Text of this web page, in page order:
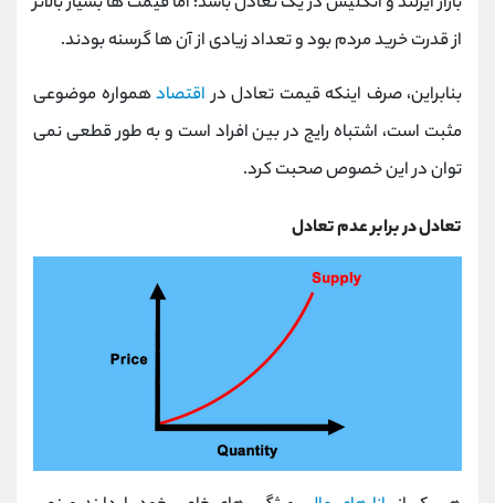
از قدرت خرید مردم بود و تعداد زیادی از آن ها گرسنه بودند.
بنابراین، صرف اینکه قیمت تعادل دراقتصادهمواره موضوعی
مثبت است، اشتباه رایج در بین افراد است و به طور قطعی نمی
توان در این خصوص صحبت کرد.
تعادل در برابر عدم تعادل